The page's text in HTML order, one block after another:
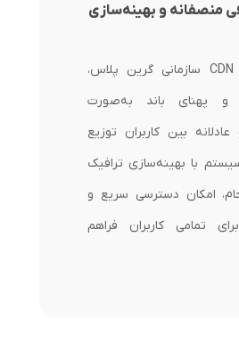
منصفانه و بهینه‌سازی
با استفاده از CDN سازمانی گرین پلاس،
و پهنای باند به‌صورت
بین کاربران توزیع
با بهینه‌سازی ترافیک
امکان دسترسی سریع و
تمامی کاربران فراهم